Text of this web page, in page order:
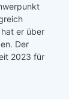
er über
Der
2023 für